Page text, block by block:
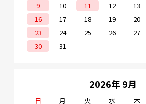
9
10 11 12 13
16
17 18 19 20
23
24 25 26 27
30
31
2026年 9月
日 月 火 水 木